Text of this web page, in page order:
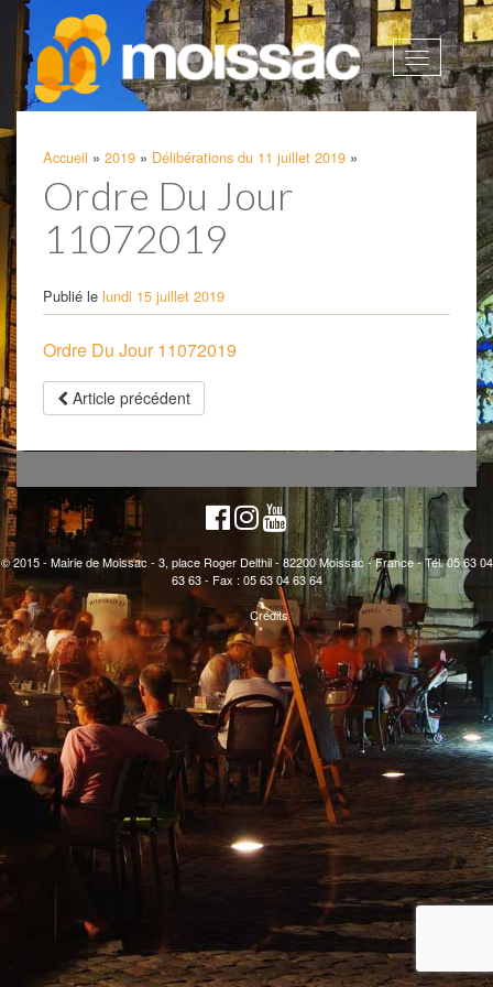
Afficher
la
Accueil » 2019 » Délibérations du 11 juillet 2019 »
Ordre Du Jour
11072019
Publié le lundi 15 juillet 2019
Ordre Du Jour 11072019
Article précédent
© 2015 - Mairie de Moissac - 3, place Roger Delthil - 82200 Moissac - France - Tél. 05 63 04
63 63 - Fax : 05 63 04 63 64
Crédits